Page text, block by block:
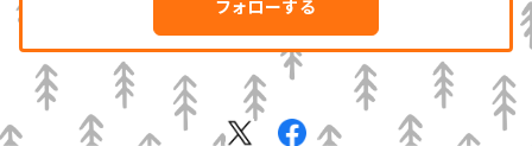
フォローする